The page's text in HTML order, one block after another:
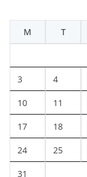
M
T
3 4
10 11
17 18
24 25
31